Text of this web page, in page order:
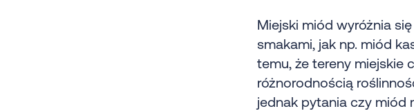
Miejski miód wyróżnia
smakami, jak np. miód
temu, że tereny miejskie
różnorodnością
jednak pytania czy miód